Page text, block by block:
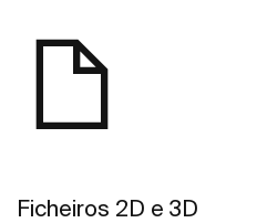
Ficheiros 2D e 3D